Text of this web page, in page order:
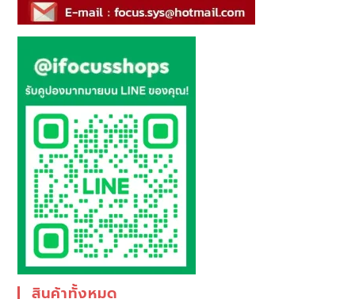
สินค้าทั้งหมด